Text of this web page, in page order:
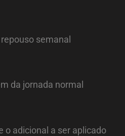
semanal
da jornada normal
o adicional a ser aplicado